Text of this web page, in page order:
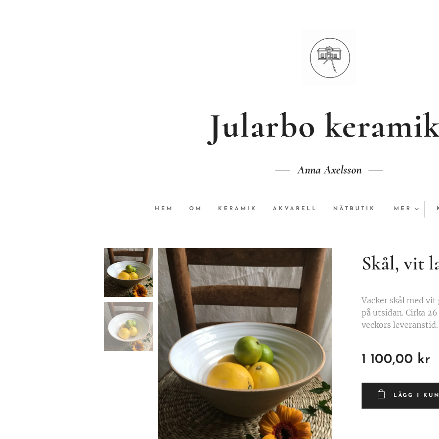
Jularbo
Anna Axelsson
HEM OM KERAMIK AKVARELL NÄTBUTIK MER
Skål, vit
Vacker skål med vit
på utsidan. Cirka 26
veckors leveranstid.
1 100,00 kr
LÄGG I